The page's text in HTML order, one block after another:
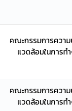
คณะกรรมการควา
แวดล้อมในการท
คณะกรรมการควา
แวดล้อมในการท